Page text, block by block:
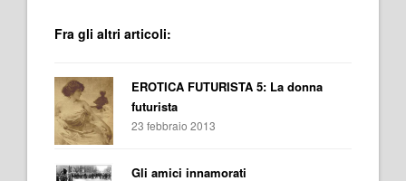
Fra gli altri articoli:
EROTICA FUTURISTA 5: La donna
futurista
23 febbraio 2013
Gli amici innamorati